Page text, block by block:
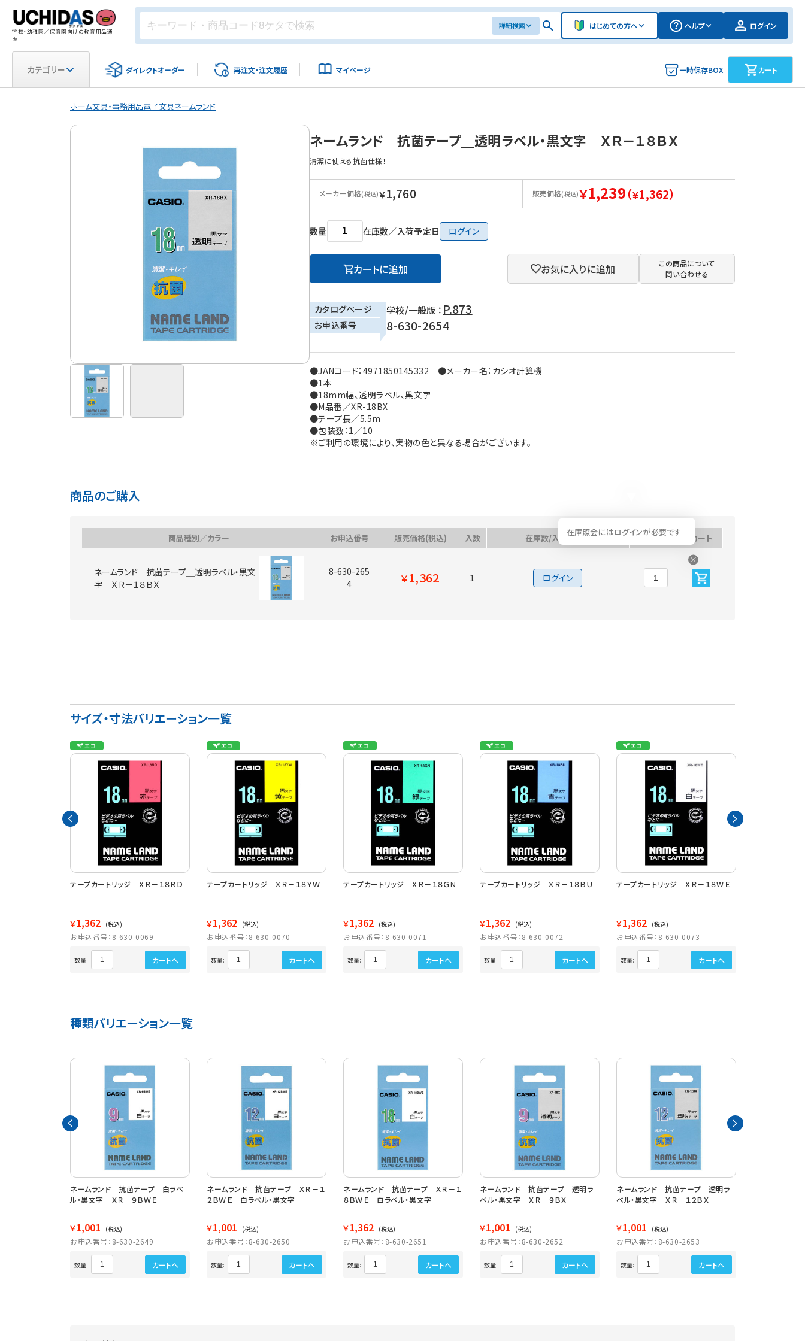
学校・幼稚園／保育園向けの教育用品通
販
詳細検索 はじめての方へ ヘルプ ログイン
カテゴリー ダイレクトオーダー 再注文・注文履歴 マイページ 一時保存BOX カート
ホーム文具・事務用品電子文具ネームランド
ネームランド 抗菌テープ＿透明ラベル・黒文字 ＸＲ－１８ＢＸ
清潔に使える抗菌仕様！
メーカー価格(税込)￥1,760 販売価格(税込)￥1,239（￥1,362）
数量 在庫数／入荷予定日 ログイン
カートに追加 お気に入りに追加
この商品について
問い合わせる
カタログページ 学校/一般版 ： P.873
お申込番号 8-630-2654
●JANコード：4971850145332 ●メーカー名：カシオ計算機
●1本
●18mm幅、透明ラベル、黒文字
●M品番／XR-18BX
●テープ長／5.5m
●包装数：1／10
※ご利用の環境により、実物の色と異なる場合がございます。
商品のご購入
商品種別／カラー お申込番号 販売価格(税込) 入数 在庫数/入荷予定日
在庫照会にはログインが必要です
数量 カート
ネームランド 抗菌テープ＿透明ラベル・黒文
字 ＸＲ－１８ＢＸ
8-630-265
4
￥1,362 1 ログイン
サイズ・寸法バリエーション一覧
テープカートリッジ ＸＲ－１８ＲＤ
￥1,362 (税込)
お申込番号：8-630-0069
数量: カートへ
テープカートリッジ ＸＲ－１８ＹＷ
￥1,362 (税込)
お申込番号：8-630-0070
数量: カートへ
テープカートリッジ ＸＲ－１８ＧＮ
￥1,362 (税込)
お申込番号：8-630-0071
数量: カートへ
テープカートリッジ ＸＲ－１８ＢＵ
￥1,362 (税込)
お申込番号：8-630-0072
数量: カートへ
テープカートリッジ ＸＲ－１８ＷＥ
￥1,362 (税込)
お申込番号：8-630-0073
数量: カートへ
種類バリエーション一覧
ネームランド 抗菌テープ＿白ラベ
ル・黒文字 ＸＲ－９ＢＷＥ
￥1,001 (税込)
お申込番号：8-630-2649
数量: カートへ
ネームランド 抗菌テープ＿ＸＲ－１
２ＢＷＥ 白ラベル・黒文字
￥1,001 (税込)
お申込番号：8-630-2650
数量: カートへ
ネームランド 抗菌テープ＿ＸＲ－１
８ＢＷＥ 白ラベル・黒文字
￥1,362 (税込)
お申込番号：8-630-2651
数量: カートへ
ネームランド 抗菌テープ＿透明ラ
ベル・黒文字 ＸＲ－９ＢＸ
￥1,001 (税込)
お申込番号：8-630-2652
数量: カートへ
ネームランド 抗菌テープ＿透明ラ
ベル・黒文字 ＸＲ－１２ＢＸ
￥1,001 (税込)
お申込番号：8-630-2653
数量: カートへ